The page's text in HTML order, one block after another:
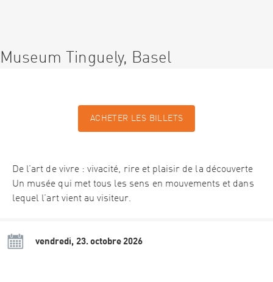
Museum Tinguely, Basel
ACHETER LES BILLETS
De l’art de vivre : vivacité, rire et plaisir de la découverte
Un musée qui met tous les sens en mouvements et dans
lequel l’art vient au visiteur.
vendredi, 23. octobre 2026